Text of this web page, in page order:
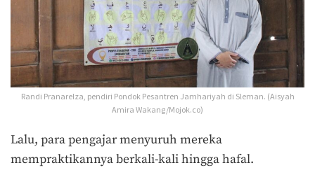
Randi Pranarelza, pendiri Pondok Pesantren Jamhariyah di Sleman. (Aisyah
Amira Wakang/Mojok.co)
Lalu, para pengajar menyuruh mereka
mempraktikannya berkali-kali hingga hafal.